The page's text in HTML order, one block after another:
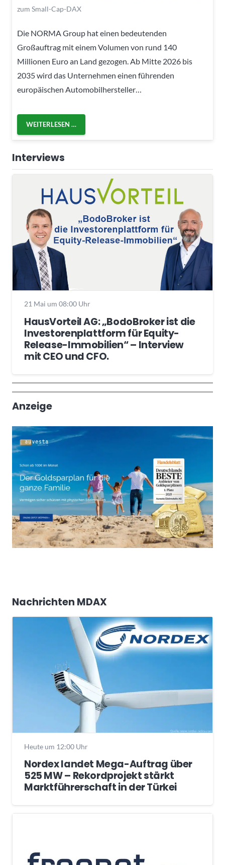
zum Small-Cap-DAX
Die NORMA Group hat einen bedeutenden
Großauftrag mit einem Volumen von rund 140
Millionen Euro an Land gezogen. Ab Mitte 2026 bis
2035 wird das Unternehmen einen führenden
europäischen Automobilhersteller…
WEITERLESEN …
Interviews
21 Mai um 08:00 Uhr
HausVorteil AG: „BodoBroker ist die
Investorenplattform für Equity-
Release-Immobilien“ – Interview
mit CEO und CFO.
Wochenrückblick
Trendthemen
Anzeige
Nachrichten MDAX
Heute um 12:00 Uhr
Nordex landet Mega-Auftrag über
525 MW – Rekordprojekt stärkt
Marktführerschaft in der Türkei